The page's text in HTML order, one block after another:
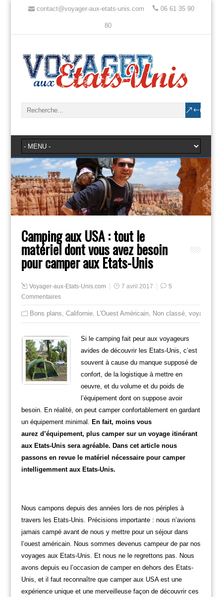
contact@voyager-aux-etats-unis.com 06 61 35 90
80
Camping aux USA : tout le
matériel dont vous avez besoin
pour camper aux Etats-Unis
Voyager-aux-Etats-Unis.com 7 avril 2017
5
Commentaires
Bons plans Californie, L'Ouest Américain, Non classé, voyager
Si le camping fait peur aux voyageurs
avides de découvrir les Etats-Unis, c’est
souvent à cause du manque supposé de
confort, de la logistique à mettre en
oeuvre, et du volume et du poids de
l’équipement dont on suppose avoir
besoin. En réalité, on peut camper confortablement en gardant
un équipement minimal.
En fait, moins vous
aurez d’équipement, plus camper sur un voyage itinérant
aux Etats-Unis sera agréable. Dans cet article nous
passons en revue le matériel nécessaire pour camper
intelligemment aux Etats-Unis.
Nous campons depuis des années lors de nos périples à
travers les Etats-Unis. Précisions importante : nous n’avions
jamais campé avant de nous y mettre pour un séjour dans
l’ouest américain. Nous sommes devenus campeur de par nos
voyages aux Etats-Unis. Et nous ne le regrettons pas. Nous
avons depuis eu l’occasion de camper en dehors des Etats-
Unis, et il faut reconnaître que camper aux USA est une
expérience unique et une merveilleuse façon de découvrir ces